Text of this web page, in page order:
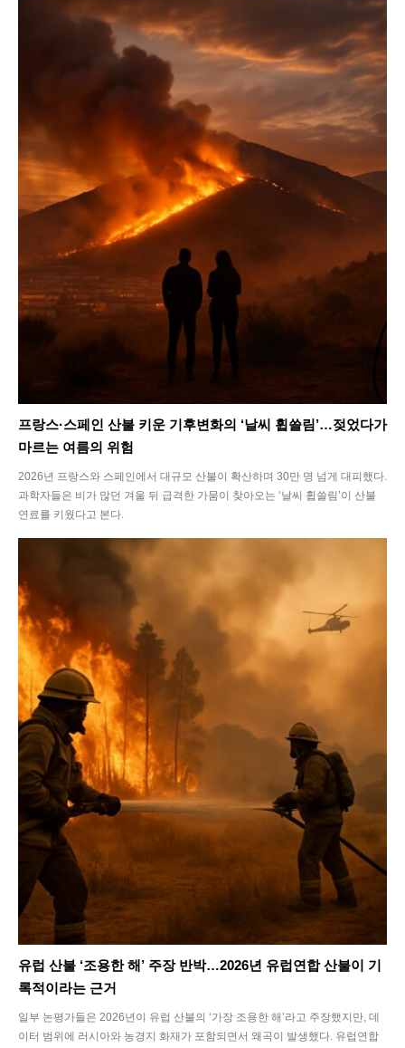
프랑스·스페인 산불 키운 기후변화의 ‘날씨 휩쓸림’…젖었다가
마르는 여름의 위험
2026년 프랑스와 스페인에서 대규모 산불이 확산하며 30만 명 넘게 대피했다.
과학자들은 비가 많던 겨울 뒤 급격한 가뭄이 찾아오는 ‘날씨 휩쓸림’이 산불
연료를 키웠다고 본다.
유럽 산불 ‘조용한 해’ 주장 반박…2026년 유럽연합 산불이 기
록적이라는 근거
일부 논평가들은 2026년이 유럽 산불의 ‘가장 조용한 해’라고 주장했지만, 데
이터 범위에 러시아와 농경지 화재가 포함되면서 왜곡이 발생했다. 유럽연합